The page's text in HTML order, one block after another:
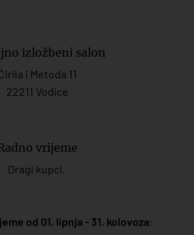
izložbeni salon
i Metoda 11
22211 Vodice
vrijeme
Dragi kupci,
od 01. lipnja - 31. kolovoza: